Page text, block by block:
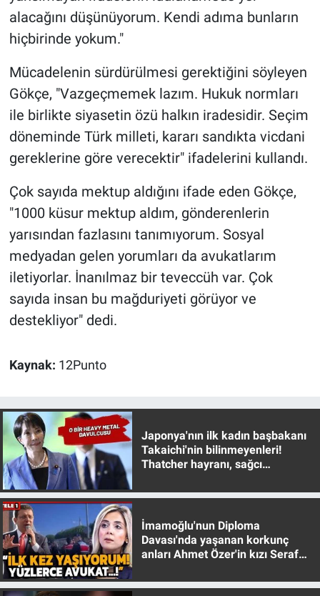
alacağını düşünüyorum. Kendi adıma bunların
hiçbirinde yokum."
Mücadelenin sürdürülmesi gerektiğini söyleyen
Gökçe, "Vazgeçmemek lazım. Hukuk normları
ile birlikte siyasetin özü halkın iradesidir. Seçim
döneminde Türk milleti, kararı sandıkta vicdani
gereklerine göre verecektir" ifadelerini kullandı.
Çok sayıda mektup aldığını ifade eden Gökçe,
"1000 küsur mektup aldım, gönderenlerin
yarısından fazlasını tanımıyorum. Sosyal
medyadan gelen yorumları da avukatlarım
iletiyorlar. İnanılmaz bir teveccüh var. Çok
sayıda insan bu mağduriyeti görüyor ve
destekliyor" dedi.
Kaynak: 12Punto
Japonya'nın ilk kadın başbakanı
Takaichi'nin bilinmeyenleri!
Thatcher hayranı, sağcı
İmamoğlu'nun Diploma
Davası'nda yaşanan korkunç
anları Ahmet Özer'in kızı Seraf
Canlı Yayın